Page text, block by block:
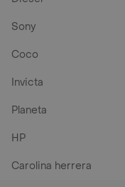
Sony
Coco
Invicta
Planeta
HP
Carolina herrera